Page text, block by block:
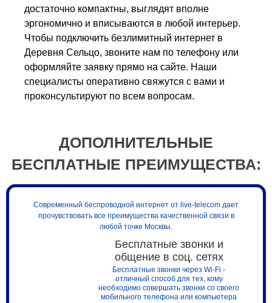
достаточно компактны, выглядят вполне
эргономично и вписываются в любой интерьер.
Чтобы подключить безлимитный интернет в
Деревня Сельцо, звоните нам по телефону или
оформляйте заявку прямо на сайте. Наши
специалисты оперативно свяжутся с вами и
проконсультируют по всем вопросам.
ДОПОЛНИТЕЛЬНЫЕ
БЕСПЛАТНЫЕ ПРЕИМУЩЕСТВА:
Современный беспроводной интернет от live-telecom дает
прочувствовать все преимущества качественной связи в
любой точке Москвы.
Бесплатные звонки и
общение в соц. сетях
Бесплатные звонки через Wi-Fi -
отличный способ для тех, кому
необходимо совершать звонки со своего
мобильного телефона или компьютера